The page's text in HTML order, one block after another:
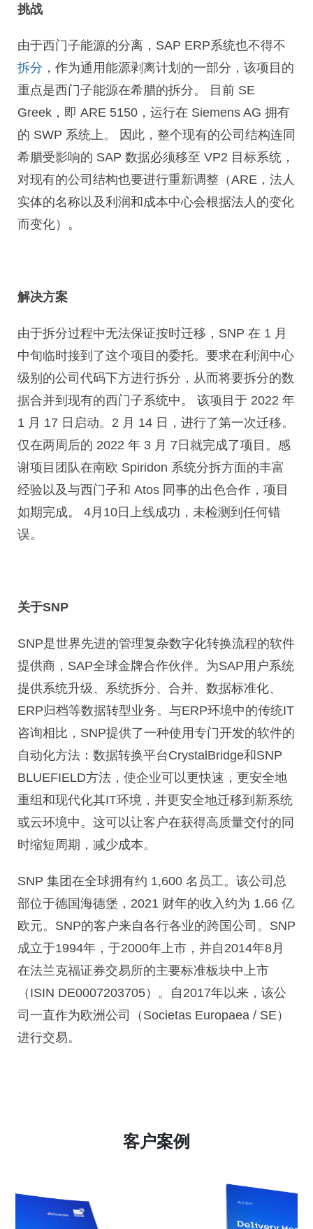
挑战
由于西门子能源的分离，SAP ERP系统也不得不
拆分 ，作为通用能源剥离计划的一部分，该项目的
重点是西门子能源在希腊的拆分。 目前 SE
Greek，即 ARE 5150，运行在 Siemens AG 拥有
的 SWP 系统上。 因此，整个现有的公司结构连同
希腊受影响的 SAP 数据必须移至 VP2 目标系统，
对现有的公司结构也要进行重新调整（ARE，法人
实体的名称以及利润和成本中心会根据法人的变化
而变化）。
解决方案
由于拆分过程中无法保证按时迁移，SNP 在 1 月
中旬临时接到了这个项目的委托。要求在利润中心
级别的公司代码下方进行拆分，从而将要拆分的数
据合并到现有的西门子系统中。 该项目于 2022 年
1 月 17 日启动。2 月 14 日，进行了第一次迁移。
仅在两周后的 2022 年 3 月 7日就完成了项目。感
谢项目团队在南欧 Spiridon 系统分拆方面的丰富
经验以及与西门子和 Atos 同事的出色合作，项目
如期完成。 4月10日上线成功，未检测到任何错
误。
关于SNP
SNP是世界先进的管理复杂数字化转换流程的软件
提供商，SAP全球金牌合作伙伴。为SAP用户系统
提供系统升级、系统拆分、合并、数据标准化、
ERP归档等数据转型业务。与ERP环境中的传统IT
咨询相比，SNP提供了一种使用专门开发的软件的
自动化方法：数据转换平台CrystalBridge和SNP
BLUEFIELD方法，使企业可以更快速，更安全地
重组和现代化其IT环境，并更安全地迁移到新系统
或云环境中。这可以让客户在获得高质量交付的同
时缩短周期，减少成本。
SNP 集团在全球拥有约 1,600 名员工。该公司总
部位于德国海德堡，2021 财年的收入约为 1.66 亿
欧元。SNP的客户来自各行各业的跨国公司。SNP
成立于1994年，于2000年上市，并自2014年8月
在法兰克福证券交易所的主要标准板块中上市
（ISIN DE0007203705）。自2017年以来，该公
司一直作为欧洲公司（Societas Europaea / SE）
进行交易。
客户案例